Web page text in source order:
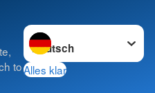
to
Sprache wechseln zu
Alles klar